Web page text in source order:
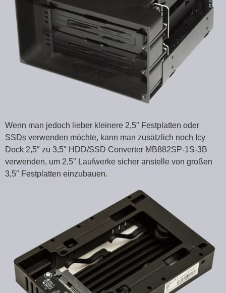
Wenn man jedoch lieber kleinere 2,5″ Festplatten oder
SSDs verwenden möchte, kann man zusätzlich noch Icy
Dock 2,5″ zu 3,5″ HDD/SSD Converter MB882SP-1S-3B
verwenden, um 2,5″ Laufwerke sicher anstelle von großen
3,5″ Festplatten einzubauen.